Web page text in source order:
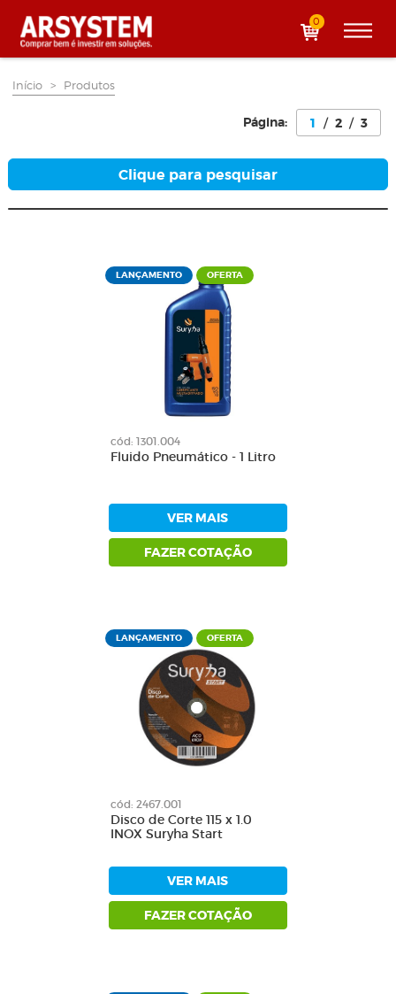
0
Início > Produtos
Página: 1 / 2 / 3
Clique para pesquisar
LANÇAMENTO OFERTA
cód: 1301.004
Fluido Pneumático - 1 Litro
VER MAIS
FAZER COTAÇÃO
LANÇAMENTO OFERTA
cód: 2467.001
Disco de Corte 115 x 1.0
INOX Suryha Start
VER MAIS
FAZER COTAÇÃO